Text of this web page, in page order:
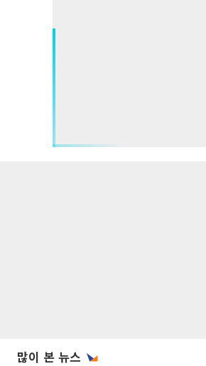
많이 본 뉴스